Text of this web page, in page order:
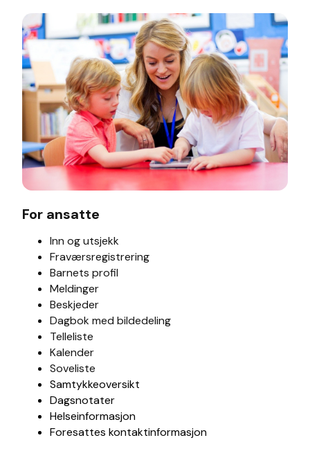
For ansatte
Inn og utsjekk
Fraværsregistrering
Barnets profil
Meldinger
Beskjeder
Dagbok med bildedeling
Telleliste
Kalender
Soveliste
Samtykkeoversikt
Dagsnotater
Helseinformasjon
Foresattes kontaktinformasjon